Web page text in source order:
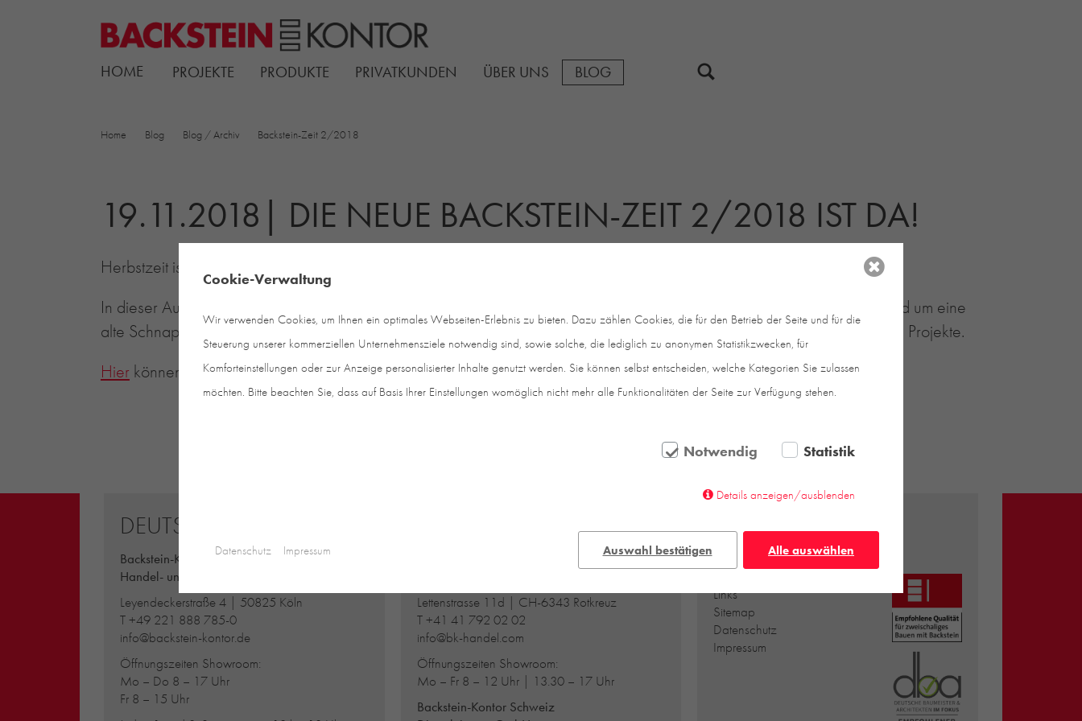
HOME PROJEKTE PRODUKTE PRIVATKUNDEN ÜBER UNS BLOG
Home Blog Blog / Archiv Backstein-Zeit 2/2018
19.11.2018| DIE NEUE BACKSTEIN-ZEIT 2/2018 IST DA!
Herbstzeit ist Lesezeit … das kommt die neue Backstein-Zeit gerade recht!
In dieser Ausgabe erwarten Sie ein kleiner schwarzer Rohdiamant aus Backstein, ein charmant revitalisiertes Quartier rund um eine
alte Schnapsbrennerei, der wahr gewordene Traum eines Liebhabers alter Backsteinhäuser und viele weitere spannende Projekte.
Hier können Sie die Backstein-Zeit 2/2018 herunterladen.
DEUTSCHLAND
Backstein-Kontor
Handel- und Service mit Tonbaustoffen GmbH
Leyendeckerstraße 4 | 50825 Köln
T+49 221 888 785-0
info@backstein-kontor.de
Öffnungszeiten Showroom:
Mo – Do 8 – 17 Uhr
Fr 8 – 15 Uhr
Lettenstrasse 11d | CH-6343 Rotkreuz
T+41 41 792 02 02
info@bk-handel.com
Öffnungszeiten Showroom:
Mo – Fr 8 – 12 Uhr | 13.30 – 17 Uhr
Backstein-Kontor Schweiz
INFO
Ansprechpartner | Über uns
Links
Sitemap
Datenschutz
Impressum
Cookie-Verwaltung
Wir verwenden Cookies, um Ihnen ein optimales Webseiten-Erlebnis zu bieten. Dazu zählen Cookies, die für den Betrieb der Seite und für die
Steuerung unserer kommerziellen Unternehmensziele notwendig sind, sowie solche, die lediglich zu anonymen Statistikzwecken, für
Komforteinstellungen oder zur Anzeige personalisierter Inhalte genutzt werden. Sie können selbst entscheiden, welche Kategorien Sie zulassen
möchten. Bitte beachten Sie, dass auf Basis Ihrer Einstellungen womöglich nicht mehr alle Funktionalitäten der Seite zur Verfügung stehen.
Notwendig Statistik
Details anzeigen/ausblenden
Auswahl bestätigen Alle auswählen
Datenschutz Impressum